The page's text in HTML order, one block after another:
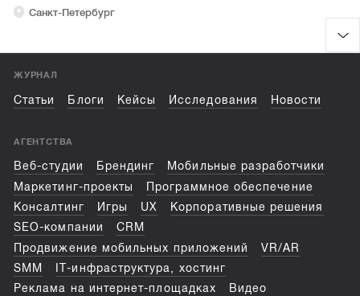
Санкт-Петербург
ЖУРНАЛ
Статьи Блоги Кейсы Исследования Новости
АГЕНТСТВА
Веб-студии Брендинг
Мобильные разработчики
Маркетинг-проекты
Программное обеспечение
Консалтинг
Игры UX
Корпоративные решения
SEO-компании
CRM
Продвижение мобильных приложений
VR/AR
SMM
IT-инфраструктура, хостинг
Реклама на интернет-площадках
Видео